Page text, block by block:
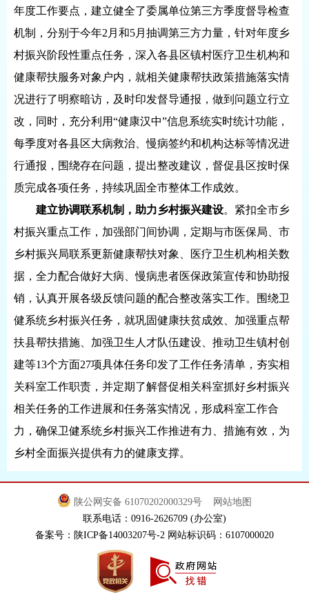
年度工作要点，建立健全了委属单位第三方季度督导检查
机制，分别于今年2月和5月抽调第三方力量，针对年度乡
村振兴阶段性重点任务，深入各县区镇村医疗卫生机构和
健康帮扶服务对象户内，就相关健康帮扶政策措施落实情
况进行了明察暗访，及时印发督导通报，做到问题立行立
改，同时，充分利用“健康汉中”信息系统实时统计功能，
每季度对各县区大病救治、慢病签约和机构达标等情况进
行通报，围绕存在问题，提出整改建议，督促县区按时保
质完成各项任务，持续巩固全市整体工作成效。
建立协调联系机制，助力乡村振兴建设。紧扣全市乡
村振兴重点工作，加强部门间协调，定期与市医保局、市
乡村振兴局联系更新健康帮扶对象、医疗卫生机构相关数
据，全力配合做好大病、慢病患者医保政策宣传和协助报
销，认真开展各级反馈问题的配合整改落实工作。围绕卫
健系统乡村振兴任务，就巩固健康扶贫成效、加强重点帮
扶县帮扶措施、加强卫生人才队伍建设、推动卫生镇村创
建等13个方面27项具体任务印发了工作任务清单，夯实相
关科室工作职责，并定期了解督促相关科室抓好乡村振兴
相关任务的工作进展和任务落实情况，形成科室工作合
力，确保卫健系统乡村振兴工作推进有力、措施有效，为
乡村全面振兴提供有力的健康支撑。
陕公网安备 61070202000329号
网站地图
联系电话：0916-2626709 (办公室)
备案号：陕ICP备14003207号-2 网站标识码：6107000020